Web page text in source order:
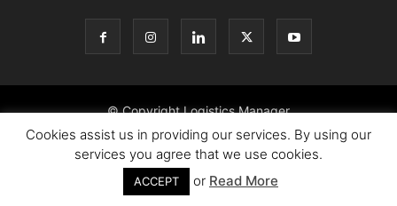
© Copyright Logistics Manager
Cookies assist us in providing our services. By using our
services you agree that we use cookies.
ACCEPT or Read More